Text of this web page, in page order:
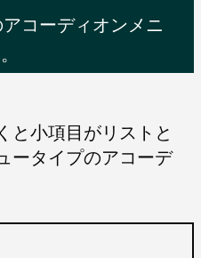
コーディオンメニ
と小項目がリストと
ータイプのアコーデ